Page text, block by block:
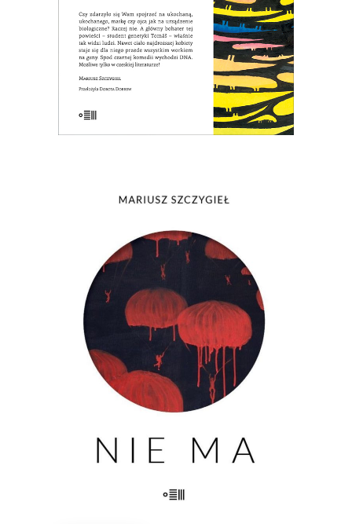
E-BOOK DO KOSZYKA
39.00zł 8.00zł
KSIĄŻKA DO KOSZYKA
[EBOOK] Mariusz Szczygieł – NIE
MA
Nie ma kogoś. Nie ma czegoś. Nie ma
przeszłości. Nie ma pamięci. Nie ma
widelców do sera. Nie ma miłości. Nie
ma życia. Nie ma fikcji. Nie ma
właściwego koloru. Nie ma komisji. Nie
ma grobu. Nie ma siostry. Nie […]
46.00 23.00zł
KSIĄŻKA DO KOSZYKA